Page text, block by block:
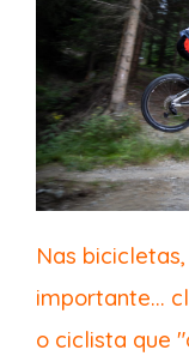
Nas
importante...
o ciclista que